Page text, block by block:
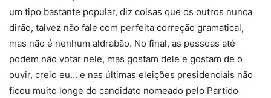
um tipo bastante popular, diz coisas que os outros nunca
dirão, talvez não fale com perfeita correção gramatical,
mas não é nenhum aldrabão. No final, as pessoas até
podem não votar nele, mas gostam dele e gostam de o
ouvir, creio eu… e nas últimas eleições presidenciais não
ficou muito longe do candidato nomeado pelo Partido